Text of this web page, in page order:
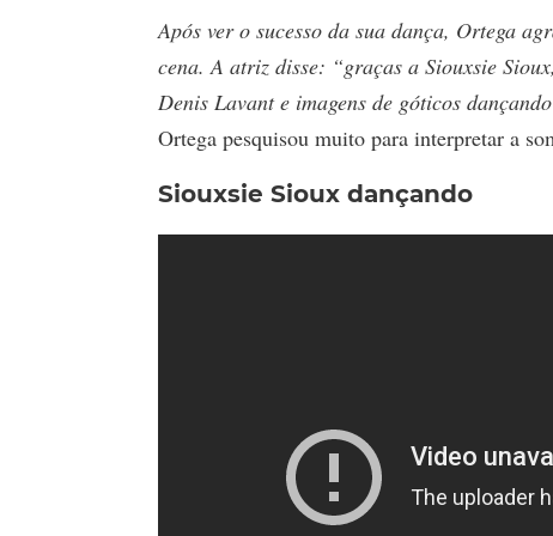
Após ver o sucesso da sua dança, Ortega
cena. A atriz disse: “graças a Siouxsie
Denis Lavant e imagens de góticos
Ortega pesquisou muito para interpretar a
Siouxsie Sioux dançando